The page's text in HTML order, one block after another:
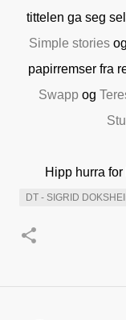
tittelen ga seg
Simple stories
papirremser fra
Swappog
Hipp hurra
DT - SIGRID